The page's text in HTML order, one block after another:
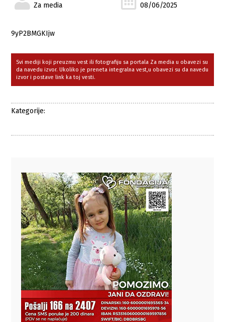
Za media 08/06/2025
9yP2BMGKIjw
Svi mediji koji preuzmu vest ili fotografiju sa portala Za media u obavezi su
da navedu izvor. Ukoliko je preneta integralna vest,u obavezi su da navedu
izvor i postave link ka toj vesti.
Kategorije: